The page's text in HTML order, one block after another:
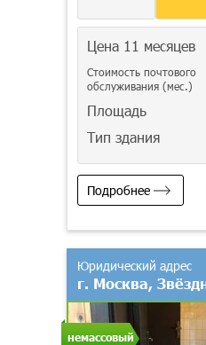
Цена 11 месяцев
Стоимость почтового
обслуживания (мес.)
Площадь
Тип здания
Подробнее
немассовый
Юридический адрес
г. Москва,